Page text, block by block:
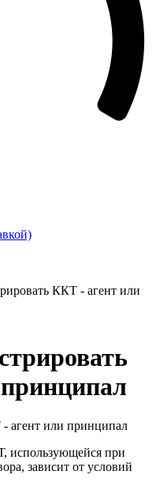
ККТ - агент или
использующейся при
зависит от условий